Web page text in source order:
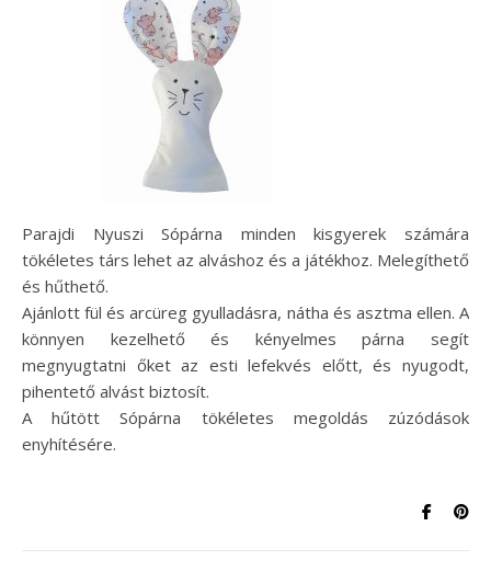
Parajdi Nyuszi Sópárna minden kisgyerek számára
tökéletes társ lehet az alváshoz és a játékhoz. Melegíthető
és hűthető.
Ajánlott fül és arcüreg gyulladásra, nátha és asztma ellen. A
könnyen kezelhető és kényelmes párna segít
megnyugtatni őket az esti lefekvés előtt, és nyugodt,
pihentető alvást biztosít.
A hűtött Sópárna tökéletes megoldás zúzódások
enyhítésére.